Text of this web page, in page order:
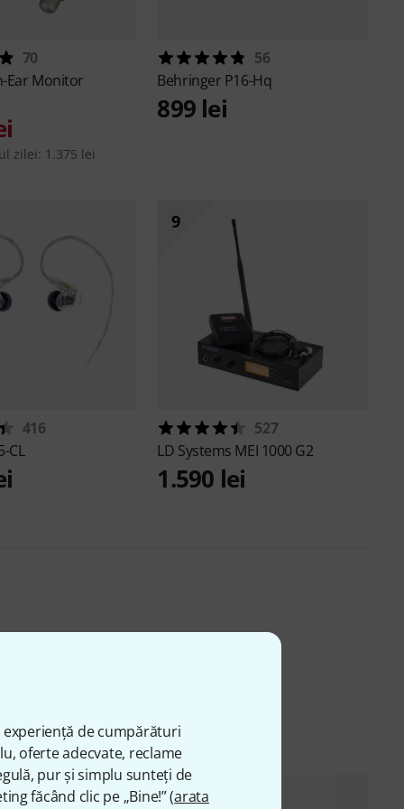
de cumpărături
oferte adecvate, reclame
pur și simplu sunteți de
făcând clic pe „Bine!” (arata
70
Ear Monitor
zilei: 1.375 lei
56
Behringer P16-Hq
899 lei
416
CL
9
527
LD Systems MEI 1000 G2
1.590 lei